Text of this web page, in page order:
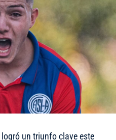
logró un triunfo clave este